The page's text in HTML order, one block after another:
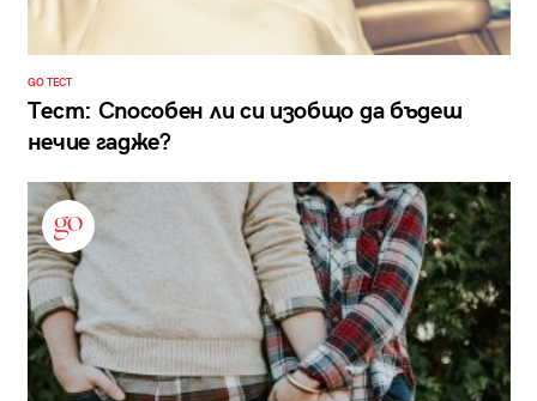
GO ТЕСТ
Тест: Способен ли си изобщо да бъдеш
нечие гадже?